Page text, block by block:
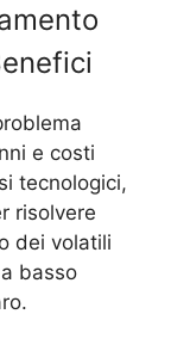
e costi
tecnologici,
risolvere
dei volatili
basso